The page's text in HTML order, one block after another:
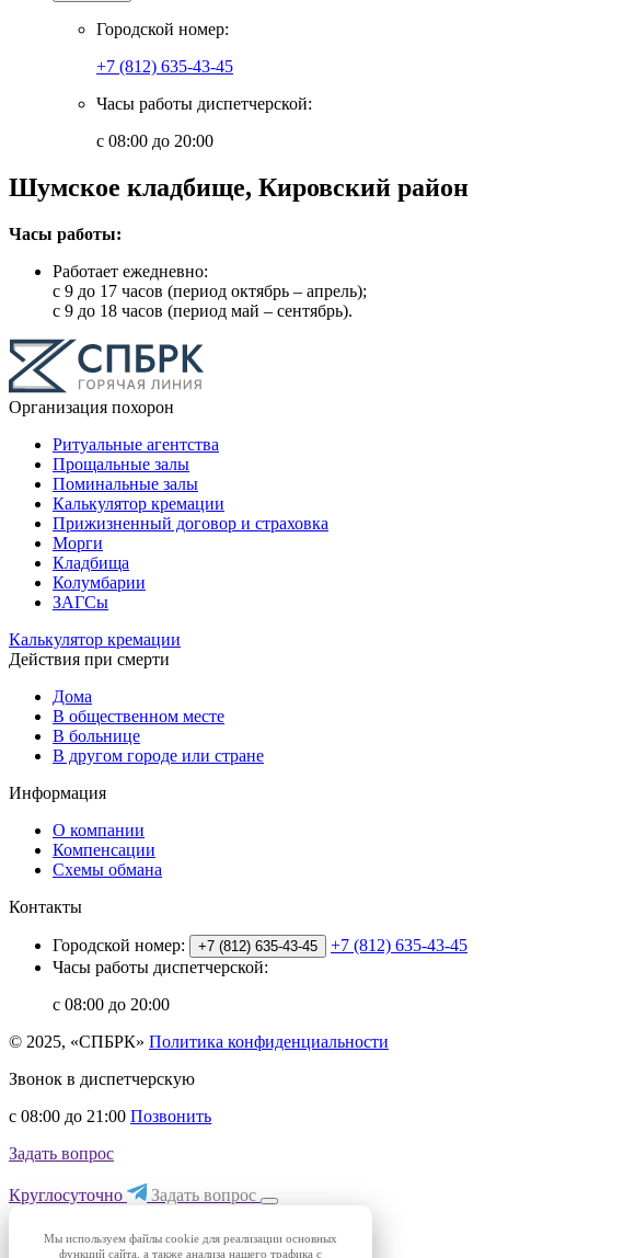
Городской номер:
+7 (812) 635-43-45
Часы работы диспетчерской:
с 08:00 до 20:00
Шумское кладбище, Кировский район
Часы работы:
Работает ежедневно:
с 9 до 17 часов (период октябрь – апрель);
с 9 до 18 часов (период май – сентябрь).
Организация похорон
Ритуальные агентства
Прощальные залы
Поминальные залы
Калькулятор кремации
Прижизненный договор и страховка
Морги
Кладбища
Колумбарии
ЗАГСы
Калькулятор кремации
Действия при смерти
Дома
В общественном месте
В больнице
В другом городе или стране
Информация
О компании
Компенсации
Схемы обмана
Контакты
Городской номер: +7 (812) 635-43-45
+7 (812) 635-43-45
Часы работы диспетчерской:
с 08:00 до 20:00
© 2025, «СПБРК» Политика конфиденциальности
Звонок в диспетчерскую
с 08:00 до 21:00 Позвонить
Задать вопрос
Круглосуточно Задать вопрос
Мы используем файлы cookie для реализации основных
функций сайта, а также анализа нашего трафика с